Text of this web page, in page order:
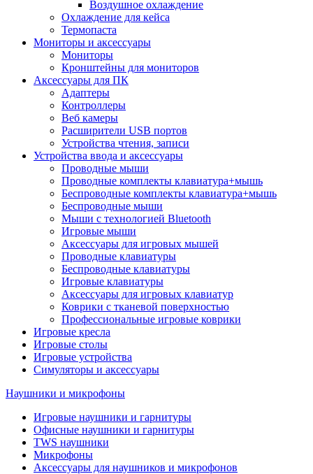
Воздушное охлаждение
Охлаждение для кейса
Термопаста
Мониторы и аксессуары
Мониторы
Кронштейны для мониторов
Аксессуары для ПК
Адаптеры
Контроллеры
Веб камеры
Расширители USB портов
Устройства чтения, записи
Устройства ввода и аксессуары
Проводные мыши
Проводные комплекты клавиатура+мышь
Беспроводные комплекты клавиатура+мышь
Беспроводные мыши
Мыши с технологией Bluetooth
Игровые мыши
Аксессуары для игровых мышей
Проводные клавиатуры
Беспроводные клавиатуры
Игровые клавиатуры
Аксессуары для игровых клавиатур
Коврики с тканевой поверхностью
Профессиональные игровые коврики
Игровые кресла
Игровые столы
Игровые устройства
Симуляторы и аксессуары
Наушники и микрофоны
Игровые наушники и гарнитуры
Офисные наушники и гарнитуры
TWS наушники
Микрофоны
Аксессуары для наушников и микрофонов